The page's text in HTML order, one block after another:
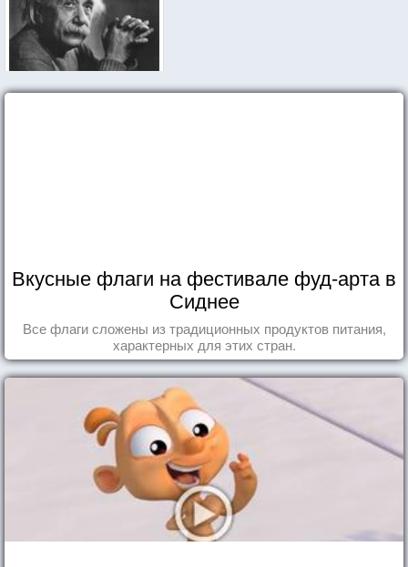
Вкусные флаги на фестивале фуд-арта в
Сиднее
Все флаги сложены из традиционных продуктов питания,
характерных для этих стран.